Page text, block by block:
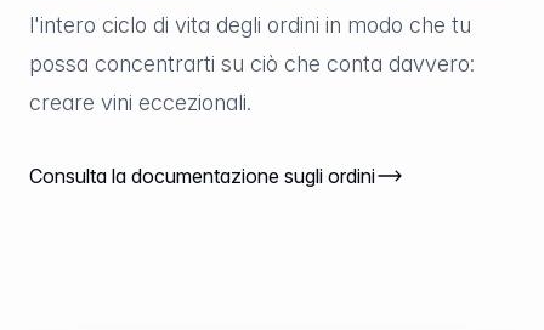
l'intero ciclo di vita degli ordini in modo che tu
possa concentrarti su ciò che conta davvero:
creare vini eccezionali.
Consulta la documentazione sugli ordini